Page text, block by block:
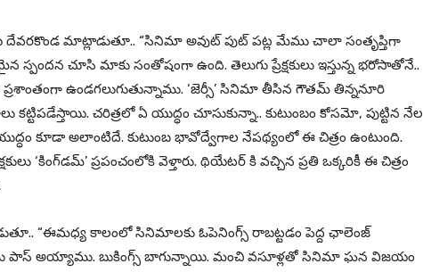
మాట్లాడుతూ.. “సినిమా అవుట్ పుట్ పట్ల మేము చాలా సంతృప్తిగా
స్పందన చూసి మాకు సంతోషంగా ఉంది. తెలుగు ప్రేక్షకులు ఇస్తున్న భరోసాతోనే..
ఉండగలుగుతున్నాము. ‘జెర్సీ’ సినిమా తీసిన గౌతమ్ తిన్ననూరి
కట్టిపడేస్తాయి. చరిత్రలో ఏ యుద్ధం చూసుకున్నా.. కుటుంబం కోసమో, పుట్టిన నేల
కూడా అలాంటిదే. కుటుంబ భావోద్వేగాల నేపథ్యంలో ఈ చిత్రం ఉంటుంది.
‘కింగ్‌డమ్’ ప్రపంచంలోకి వెళ్తారు. థియేటర్ కి వచ్చిన ప్రతి ఒక్కరికీ ఈ చిత్రం
“ఈమధ్య కాలంలో సినిమాలకు ఓపెనింగ్స్ రాబట్టడం పెద్ద ఛాలెంజ్
పాస్ అయ్యాము. బుకింగ్స్ బాగున్నాయి. మంచి వసూళ్లతో సినిమా ఘన విజయం